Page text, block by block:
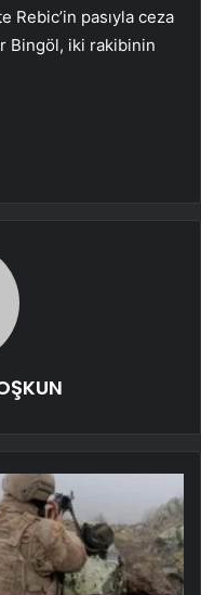
Rebic’in pasıyla ceza
Bingöl, iki rakibinin